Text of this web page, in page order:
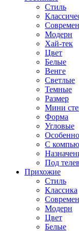
Стиль
Модерн
Хай-тек
Цвет
Белые
Венге
Светлые
Темные
Размер
Мини
Форма
Угловые
С
Под
Прихожие
Стиль
Классика
Модерн
Цвет
Белые